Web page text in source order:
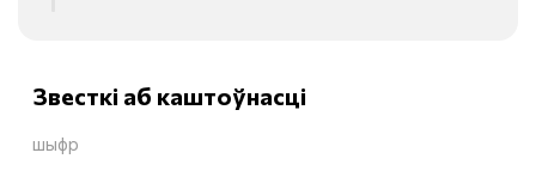
Звесткі аб каштоўнасці
шыфр